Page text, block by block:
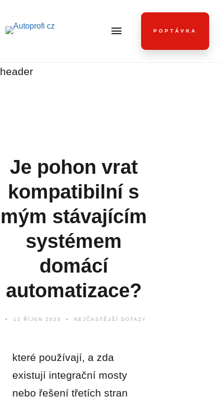
POPTÁVKA
header
Je pohon vrat
kompatibilní s
mým stávajícím
systémem
domácí
automatizace?
12 ŘÍJEN 2023 NEJČASTĚJŠÍ DOTAZY
které používají, a zda
existují integrační mosty
nebo řešení třetích stran